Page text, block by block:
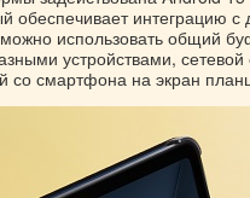
обеспечивает интеграцию с
использовать общий
устройствами,
со смартфона на экран